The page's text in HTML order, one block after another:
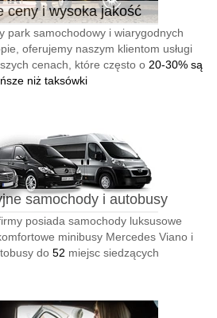
ceny i wysoka jakość
park samochodowy i wiarygodnych
oferujemy naszym klientom usługi
cenach, które często o 20-30% są
niż taksówki
samochody i autobusy
posiada samochody luksusowe
komfortowe minibusy Mercedes Viano i
do 52 miejsc siedzących